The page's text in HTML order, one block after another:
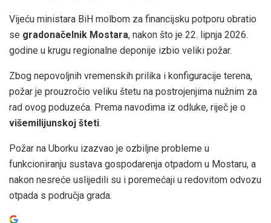
Vijeću ministara BiH molbom za financijsku potporu obratio
se gradonačelnik Mostara, nakon što je 22. lipnja 2026.
godine u krugu regionalne deponije izbio veliki požar.
Zbog nepovoljnih vremenskih prilika i konfiguracije terena,
požar je prouzročio veliku štetu na postrojenjima nužnim za
rad ovog poduzeća. Prema navodima iz odluke, riječ je o
višemilijunskoj šteti.
Požar na Uborku izazvao je ozbiljne probleme u
funkcioniranju sustava gospodarenja otpadom u Mostaru, a
nakon nesreće uslijedili su i poremećaji u redovitom odvozu
otpada s područja grada.